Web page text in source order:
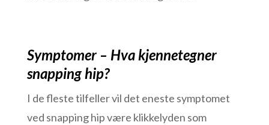
Symptomer – Hva kjennetegner
snapping hip?
I de fleste tilfeller vil det eneste symptomet
ved snapping hip være klikkelyden som